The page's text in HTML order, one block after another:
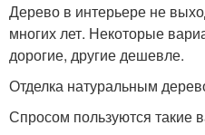
Дерево в интерьере не
многих лет. Некоторые
дорогие, другие дешевле.
Отделка натуральным
Спросом пользуются такие